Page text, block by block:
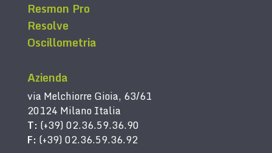
Resmon Pro
Resolve
Oscillometria
Azienda
via Melchiorre Gioia, 63/61
20124 Milano Italia
T: (+39) 02.36.59.36.90
F: (+39) 02.36.59.36.92